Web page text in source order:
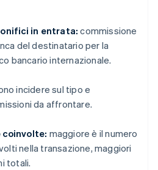
in entrata: commissione
del destinatario per la
bancario internazionale.
incidere sul tipo e
da affrontare.
coinvolte: maggiore è il numero
nella transazione, maggiori
totali.